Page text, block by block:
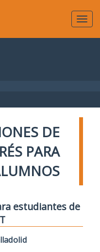
DE
PARA
estudiantes de